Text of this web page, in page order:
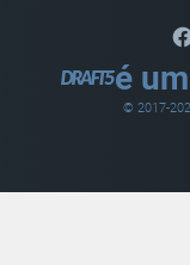
é
© 2017-